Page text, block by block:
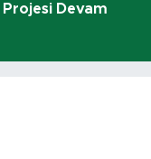
Projesi Devam